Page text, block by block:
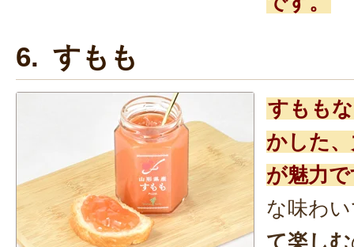
6. すもも
すもも
かした
が魅力
な味わ
て楽しむ